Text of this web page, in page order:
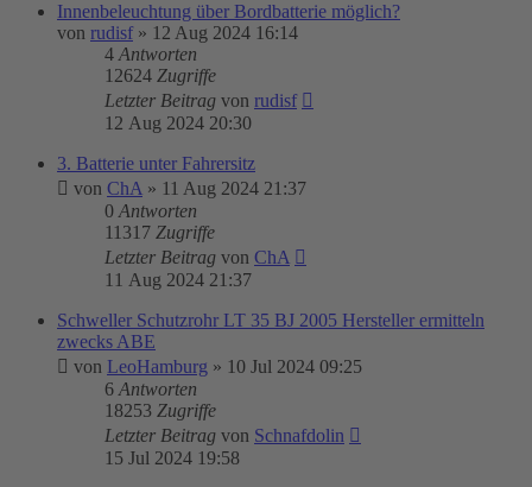
Innenbeleuchtung über Bordbatterie möglich?
von rudisf » 12 Aug 2024 16:14
4 Antworten
12624 Zugriffe
Letzter Beitrag von rudisf
12 Aug 2024 20:30
3. Batterie unter Fahrersitz
von ChA » 11 Aug 2024 21:37
0 Antworten
11317 Zugriffe
Letzter Beitrag von ChA
11 Aug 2024 21:37
Schweller Schutzrohr LT 35 BJ 2005 Hersteller ermitteln
zwecks ABE
von LeoHamburg » 10 Jul 2024 09:25
6 Antworten
18253 Zugriffe
Letzter Beitrag von Schnafdolin
15 Jul 2024 19:58